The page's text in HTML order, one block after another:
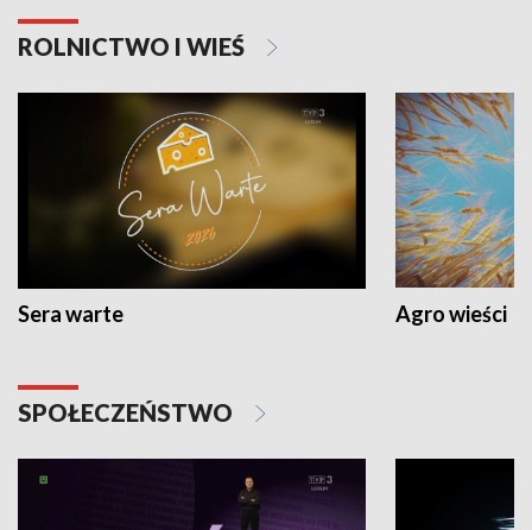
ROLNICTWO I WIEŚ
Sera warte Agro wieści
SPOŁECZEŃSTWO